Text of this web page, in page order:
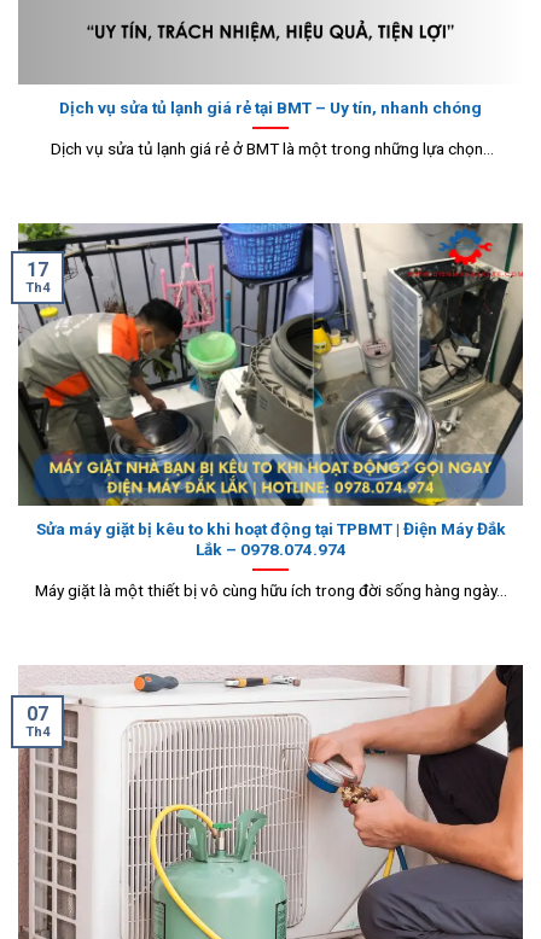
Dịch vụ sửa tủ lạnh giá rẻ tại BMT – Uy tín, nhanh chóng
Dịch vụ sửa tủ lạnh giá rẻ ở BMT là một trong những lựa chọn...
Sửa máy giặt bị kêu to khi hoạt động tại TPBMT | Điện Máy Đắk
Lắk – 0978.074.974
Máy giặt là một thiết bị vô cùng hữu ích trong đời sống hàng ngày...
17
Th4
07
Th4